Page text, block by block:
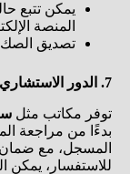
يمكن تتبع
المنصة
تصديق الصك
7. الدور الاستشاري للمحامي
توفر مكاتب مثل
بدءًا من مراجعة
المسجل، مع ضمان
للاستفسار، يمكن